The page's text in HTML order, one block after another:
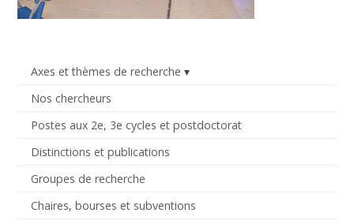
Axes et thèmes de recherche
Nos chercheurs
Postes aux 2e, 3e cycles et postdoctorat
Distinctions et publications
Groupes de recherche
Chaires, bourses et subventions